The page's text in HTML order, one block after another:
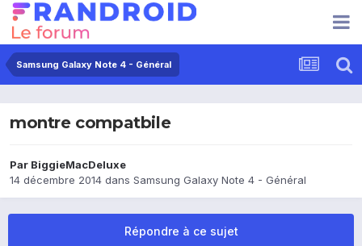
Samsung Galaxy Note 4 - Général
montre compatbile
Par BiggieMacDeluxe
14 décembre 2014 dans Samsung Galaxy Note 4 - Général
Répondre à ce sujet